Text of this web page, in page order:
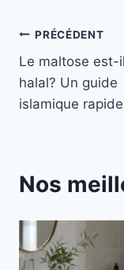
Navigation
de
l’article
PRÉCÉDENT
Le maltose est-il
halal? Un guide
islamique rapide
Nos